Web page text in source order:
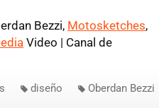
Bezzi, Motosketches,
Video | Canal de
diseño Oberdan Bezzi